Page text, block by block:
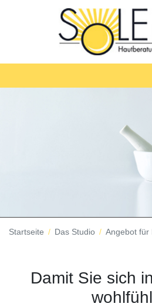
Startseite Das Studio Angebot für
Damit Sie sich